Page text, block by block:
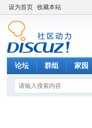
设为首页 收藏本站
论坛 群组 家园